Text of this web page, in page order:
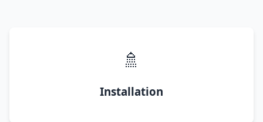
🚿
Installation